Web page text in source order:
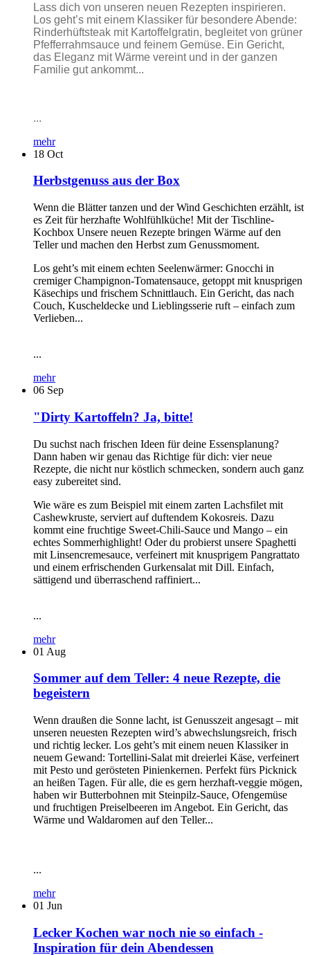
Lass dich von unseren neuen Rezepten inspirieren.
Los geht’s mit einem Klassiker für besondere Abende:
Rinderhüftsteak mit Kartoffelgratin, begleitet von grüner
Pfefferrahmsauce und feinem Gemüse. Ein Gericht,
das Eleganz mit Wärme vereint und in der ganzen
Familie gut ankommt...
...
mehr
18 Oct
Herbstgenuss aus der Box
Wenn die Blätter tanzen und der Wind Geschichten erzählt, ist
es Zeit für herzhafte Wohlfühlküche! Mit der Tischline-
Kochbox Unsere neuen Rezepte bringen Wärme auf den
Teller und machen den Herbst zum Genussmoment.
Los geht’s mit einem echten Seelenwärmer: Gnocchi in
cremiger Champignon-Tomatensauce, getoppt mit knusprigen
Käsechips und frischem Schnittlauch. Ein Gericht, das nach
Couch, Kuscheldecke und Lieblingsserie ruft – einfach zum
Verlieben...
...
mehr
06 Sep
"Dirty Kartoffeln? Ja, bitte!
Du suchst nach frischen Ideen für deine Essensplanung?
Dann haben wir genau das Richtige für dich: vier neue
Rezepte, die nicht nur köstlich schmecken, sondern auch ganz
easy zubereitet sind.
Wie wäre es zum Beispiel mit einem zarten Lachsfilet mit
Cashewkruste, serviert auf duftendem Kokosreis. Dazu
kommt eine fruchtige Sweet-Chili-Sauce und Mango – ein
echtes Sommerhighlight! Oder du probierst unsere Spaghetti
mit Linsencremesauce, verfeinert mit knusprigem Pangrattato
und einem erfrischenden Gurkensalat mit Dill. Einfach,
sättigend und überraschend raffiniert...
...
mehr
01 Aug
Sommer auf dem Teller: 4 neue Rezepte, die
begeistern
Wenn draußen die Sonne lacht, ist Genusszeit angesagt – mit
unseren neuesten Rezepten wird’s abwechslungsreich, frisch
und richtig lecker. Los geht’s mit einem neuen Klassiker in
neuem Gewand: Tortellini-Salat mit dreierlei Käse, verfeinert
mit Pesto und gerösteten Pinienkernen. Perfekt fürs Picknick
an heißen Tagen. Für alle, die es gern herzhaft-veggie mögen,
haben wir Butterbohnen mit Steinpilz-Sauce, Ofengemüse
und fruchtigen Preiselbeeren im Angebot. Ein Gericht, das
Wärme und Waldaromen auf den Teller...
...
mehr
01 Jun
Lecker Kochen war noch nie so einfach -
Inspiration für dein Abendessen